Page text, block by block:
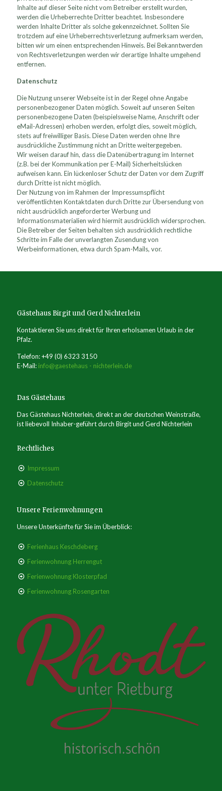
Inhalte auf dieser Seite nicht vom Betreiber erstellt wurden,
werden die Urheberrechte Dritter beachtet. Insbesondere
werden Inhalte Dritter als solche gekennzeichnet. Sollten Sie
trotzdem auf eine Urheberrechtsverletzung aufmerksam werden,
bitten wir um einen entsprechenden Hinweis. Bei Bekanntwerden
von Rechtsverletzungen werden wir derartige Inhalte umgehend
entfernen.
Datenschutz
Die Nutzung unserer Webseite ist in der Regel ohne Angabe
personenbezogener Daten möglich. Soweit auf unseren Seiten
personenbezogene Daten (beispielsweise Name, Anschrift oder
eMail-Adressen) erhoben werden, erfolgt dies, soweit möglich,
stets auf freiwilliger Basis. Diese Daten werden ohne Ihre
ausdrückliche Zustimmung nicht an Dritte weitergegeben.
Wir weisen darauf hin, dass die Datenübertragung im Internet
(z.B. bei der Kommunikation per E-Mail) Sicherheitslücken
aufweisen kann. Ein lückenloser Schutz der Daten vor dem Zugriff
durch Dritte ist nicht möglich.
Der Nutzung von im Rahmen der Impressumspflicht
veröffentlichten Kontaktdaten durch Dritte zur Übersendung von
nicht ausdrücklich angeforderter Werbung und
Informationsmaterialien wird hiermit ausdrücklich widersprochen.
Die Betreiber der Seiten behalten sich ausdrücklich rechtliche
Schritte im Falle der unverlangten Zusendung von
Werbeinformationen, etwa durch Spam-Mails, vor.
Gästehaus Birgit und Gerd Nichterlein
Kontaktieren Sie uns direkt für Ihren erholsamen Urlaub in der
Pfalz.
Telefon: +49 (0) 6323 3150
E-Mail: info@gaestehaus - nichterlein.de
Das Gästehaus
Das Gästehaus Nichterlein, direkt an der deutschen Weinstraße,
ist liebevoll Inhaber-geführt durch Birgit und Gerd Nichterlein
Rechtliches
Impressum
Datenschutz
Unsere Ferienwohnungen
Unsere Unterkünfte für Sie im Überblick:
Ferienhaus Keschdeberg
Ferienwohnung Herrengut
Ferienwohnung Klosterpfad
Ferienwohnung Rosengarten